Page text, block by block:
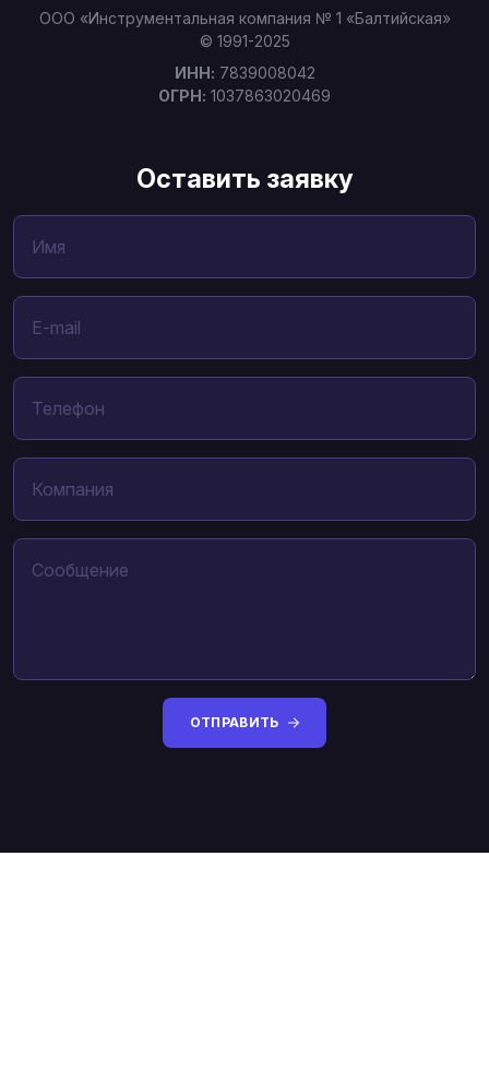
ООО «Инструментальная компания № 1 «Балтийская»
© 1991-2025
ИНН: 7839008042
ОГРН: 1037863020469
Оставить заявку
ОТПРАВИТЬ